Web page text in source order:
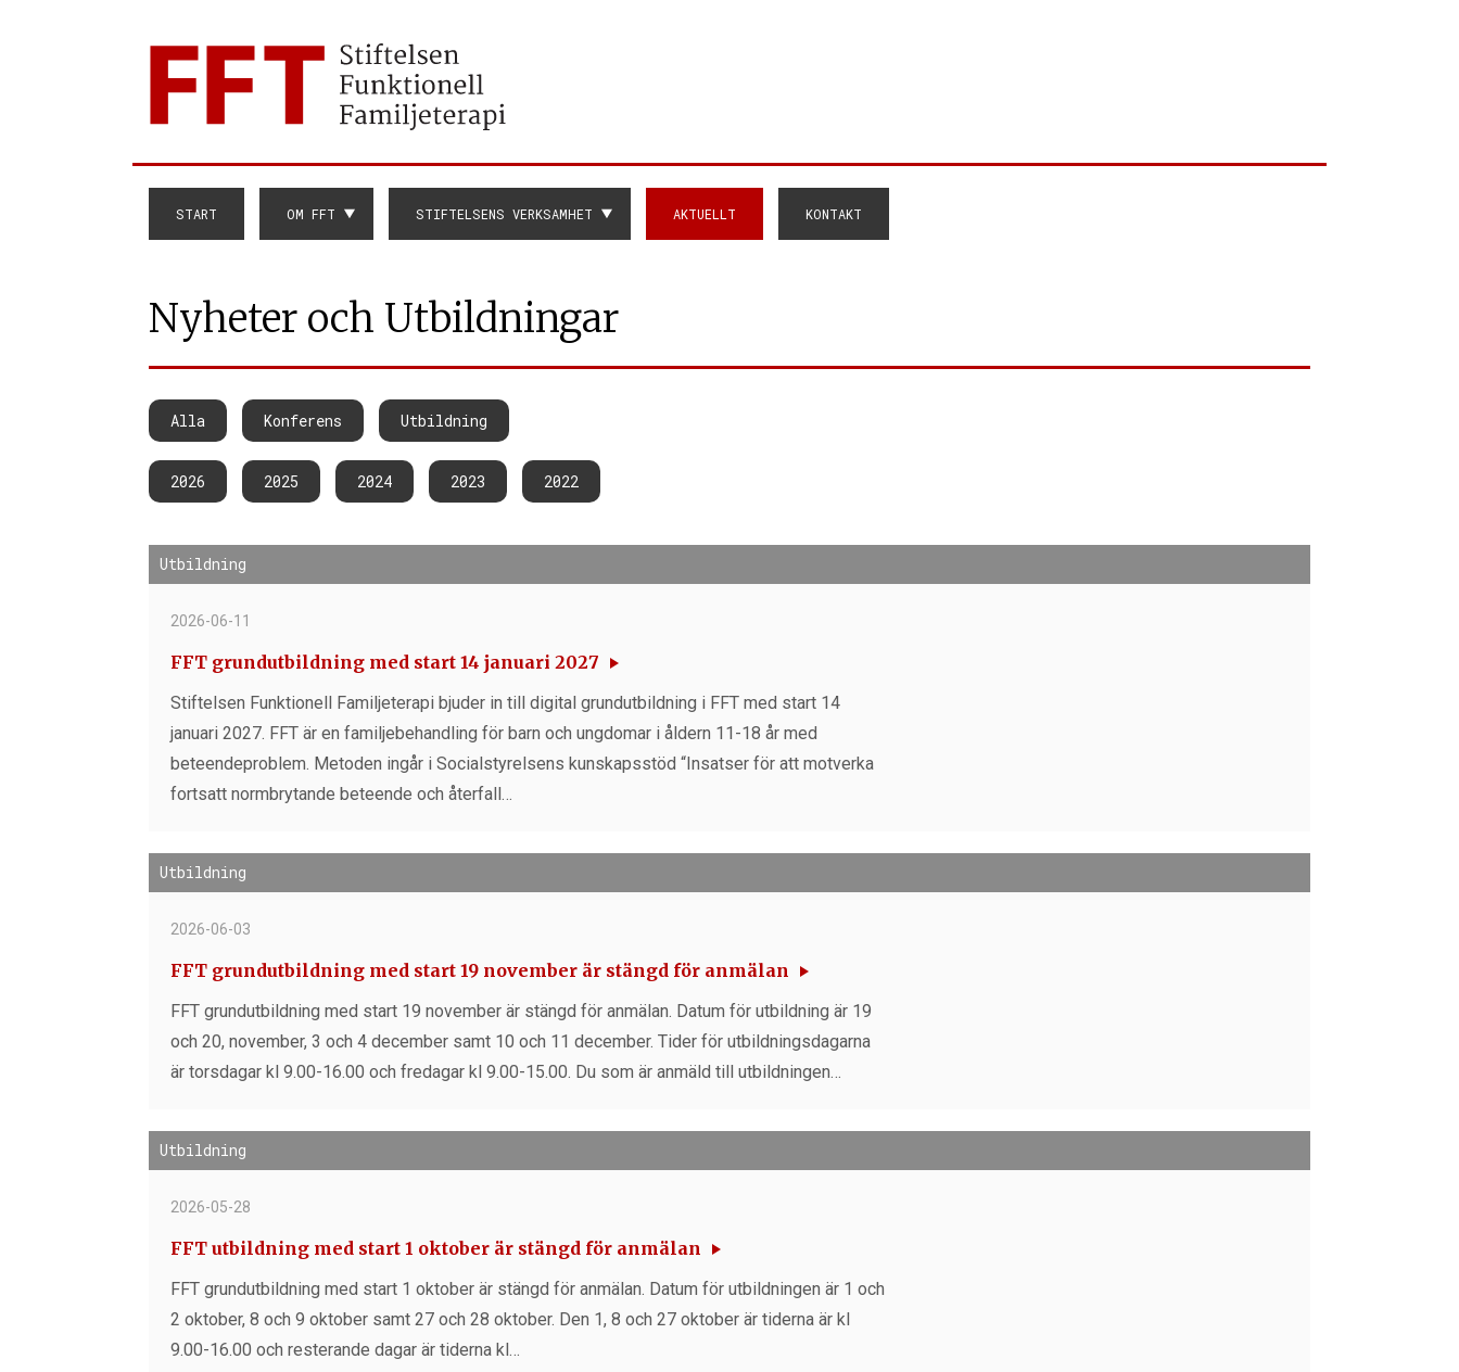
START OM FFT STIFTELSENS VERKSAMHET AKTUELLT KONTAKT
Nyheter och Utbildningar
Alla Konferens Utbildning
2026 2025 2024 2023 2022
Utbildning
2026-06-11
FFT grundutbildning med start 14 januari 2027
Stiftelsen Funktionell Familjeterapi bjuder in till digital grundutbildning i FFT med start 14
januari 2027. FFT är en familjebehandling för barn och ungdomar i åldern 11-18 år med
beteendeproblem. Metoden ingår i Socialstyrelsens kunskapsstöd “Insatser för att motverka
fortsatt normbrytande beteende och återfall…
Utbildning
2026-06-03
FFT grundutbildning med start 19 november är stängd för anmälan
FFT grundutbildning med start 19 november är stängd för anmälan. Datum för utbildning är 19
och 20, november, 3 och 4 december samt 10 och 11 december. Tider för utbildningsdagarna
är torsdagar kl 9.00-16.00 och fredagar kl 9.00-15.00. Du som är anmäld till utbildningen…
Utbildning
2026-05-28
FFT utbildning med start 1 oktober är stängd för anmälan
FFT grundutbildning med start 1 oktober är stängd för anmälan. Datum för utbildningen är 1 och
2 oktober, 8 och 9 oktober samt 27 och 28 oktober. Den 1, 8 och 27 oktober är tiderna är kl
9.00-16.00 och resterande dagar är tiderna kl…